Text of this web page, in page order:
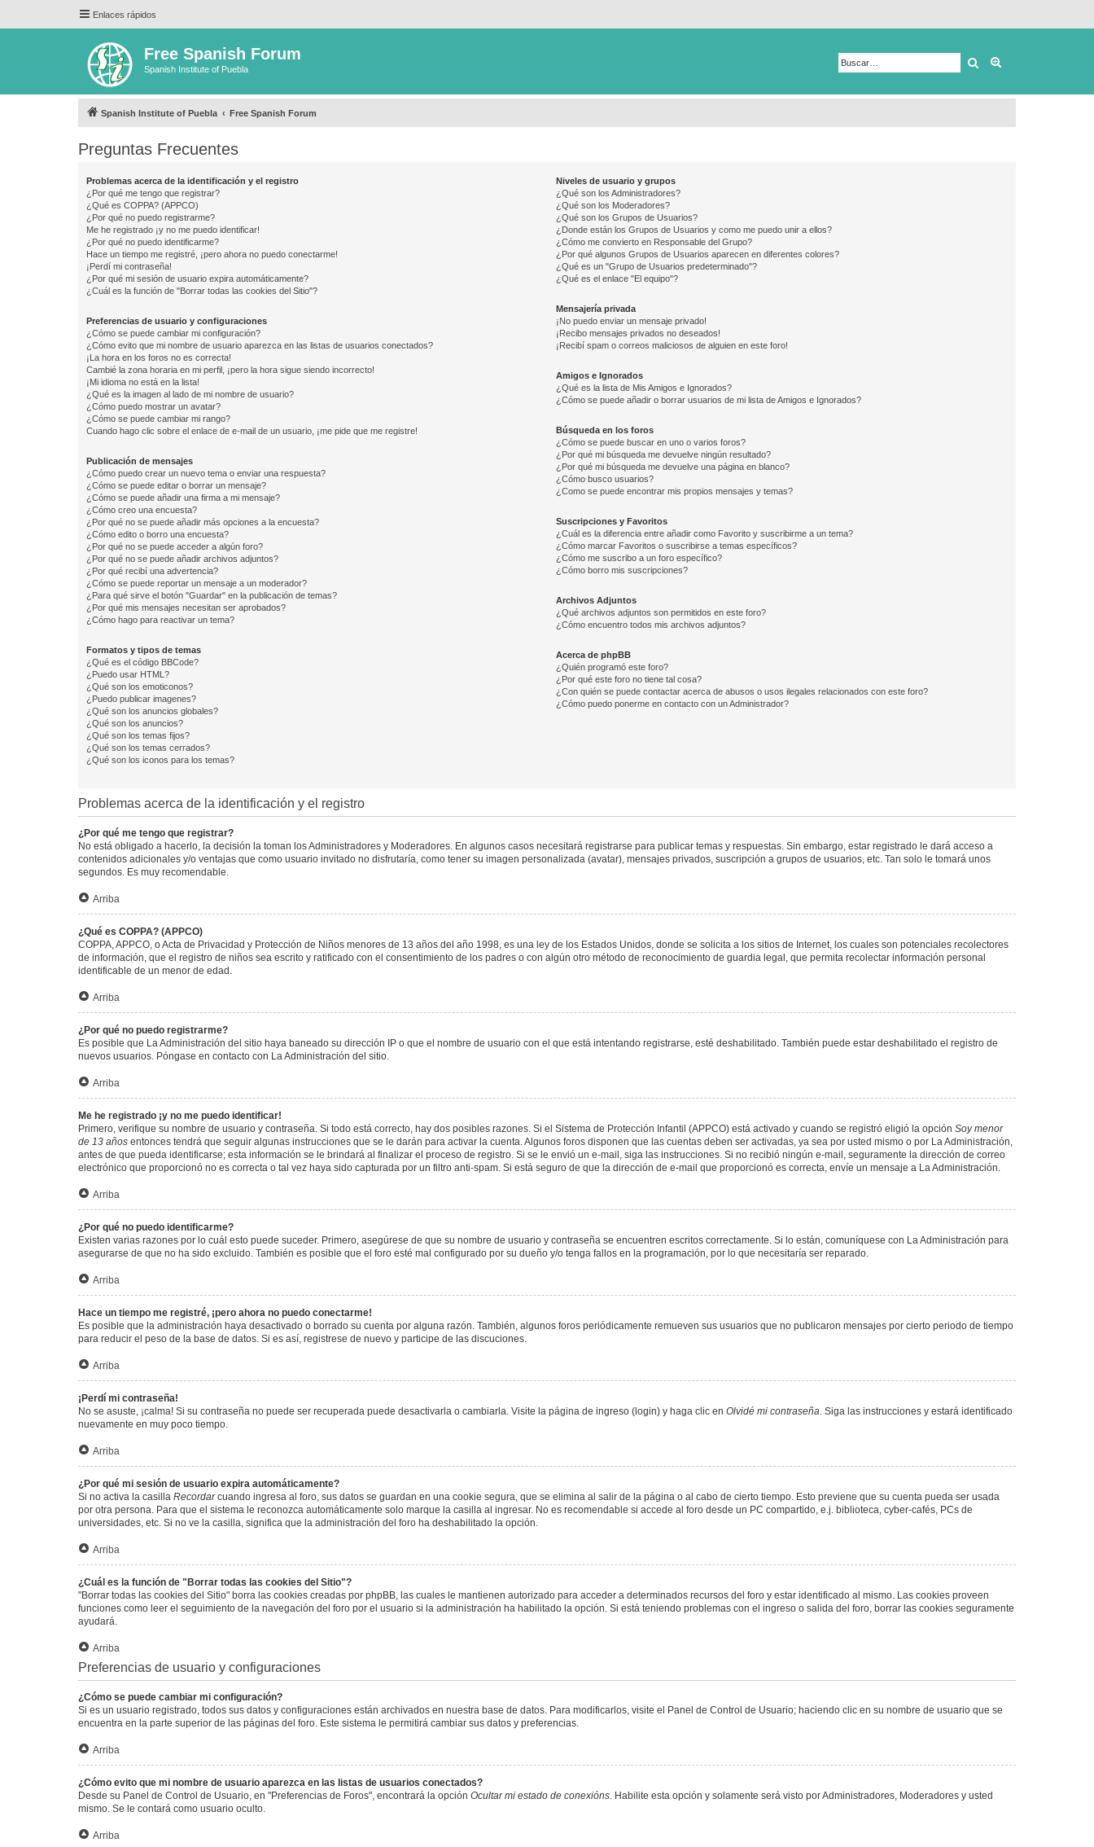
Enlaces rápidos
Free Spanish Forum
Spanish Institute of Puebla Buscar
Spanish Institute of Puebla Free Spanish Forum
Preguntas Frecuentes
Problemas acerca de la identificación y el registro
¿Por qué me tengo que registrar?
¿Qué es COPPA? (APPCO)
¿Por qué no puedo registrarme?
Me he registrado ¡y no me puedo identificar!
¿Por qué no puedo identificarme?
Hace un tiempo me registré, ¡pero ahora no puedo conectarme!
¡Perdí mi contraseña!
¿Por qué mi sesión de usuario expira automáticamente?
¿Cuál es la función de "Borrar todas las cookies del Sitio"?
Preferencias de usuario y configuraciones
¿Cómo se puede cambiar mi configuración?
¿Cómo evito que mi nombre de usuario aparezca en las listas de usuarios conectados?
¡La hora en los foros no es correcta!
Cambié la zona horaria en mi perfil, ¡pero la hora sigue siendo incorrecto!
¡Mi idioma no está en la lista!
¿Qué es la imagen al lado de mi nombre de usuario?
¿Cómo puedo mostrar un avatar?
¿Cómo se puede cambiar mi rango?
Cuando hago clic sobre el enlace de e-mail de un usuario, ¡me pide que me registre!
Publicación de mensajes
¿Cómo puedo crear un nuevo tema o enviar una respuesta?
¿Cómo se puede editar o borrar un mensaje?
¿Cómo se puede añadir una firma a mi mensaje?
¿Cómo creo una encuesta?
¿Por qué no se puede añadir más opciones a la encuesta?
¿Cómo edito o borro una encuesta?
¿Por qué no se puede acceder a algún foro?
¿Por qué no se puede añadir archivos adjuntos?
¿Por qué recibí una advertencia?
¿Cómo se puede reportar un mensaje a un moderador?
¿Para qué sirve el botón "Guardar" en la publicación de temas?
¿Por qué mis mensajes necesitan ser aprobados?
¿Cómo hago para reactivar un tema?
Formatos y tipos de temas
¿Qué es el código BBCode?
¿Puedo usar HTML?
¿Qué son los emoticonos?
¿Puedo publicar imagenes?
¿Qué son los anuncios globales?
¿Qué son los anuncios?
¿Qué son los temas fijos?
¿Qué son los temas cerrados?
¿Qué son los iconos para los temas?
Niveles de usuario y grupos
¿Qué son los Administradores?
¿Qué son los Moderadores?
¿Qué son los Grupos de Usuarios?
¿Donde están los Grupos de Usuarios y como me puedo unir a ellos?
¿Cómo me convierto en Responsable del Grupo?
¿Por qué algunos Grupos de Usuarios aparecen en diferentes colores?
¿Qué es un "Grupo de Usuarios predeterminado"?
¿Qué es el enlace "El equipo"?
Mensajería privada
¡No puedo enviar un mensaje privado!
¡Recibo mensajes privados no deseados!
¡Recibí spam o correos maliciosos de alguien en este foro!
Amigos e Ignorados
¿Qué es la lista de Mis Amigos e Ignorados?
¿Cómo se puede añadir o borrar usuarios de mi lista de Amigos e Ignorados?
Búsqueda en los foros
¿Cómo se puede buscar en uno o varios foros?
¿Por qué mi búsqueda me devuelve ningún resultado?
¿Por qué mi búsqueda me devuelve una página en blanco?
¿Cómo busco usuarios?
¿Como se puede encontrar mis propios mensajes y temas?
Suscripciones y Favoritos
¿Cuál es la diferencia entre añadir como Favorito y suscribirme a un tema?
¿Cómo marcar Favoritos o suscribirse a temas específicos?
¿Cómo me suscribo a un foro específico?
¿Cómo borro mis suscripciones?
Archivos Adjuntos
¿Qué archivos adjuntos son permitidos en este foro?
¿Cómo encuentro todos mis archivos adjuntos?
Acerca de phpBB
¿Quién programó este foro?
¿Por qué este foro no tiene tal cosa?
¿Con quién se puede contactar acerca de abusos o usos ilegales relacionados con este foro?
¿Cómo puedo ponerme en contacto con un Administrador?
Problemas acerca de la identificación y el registro
¿Por qué me tengo que registrar?
No está obligado a hacerlo, la decisión la toman los Administradores y Moderadores. En algunos casos necesitará registrarse para publicar temas y respuestas. Sin embargo, estar registrado le dará acceso a
contenidos adicionales y/o ventajas que como usuario invitado no disfrutaría, como tener su imagen personalizada (avatar), mensajes privados, suscripción a grupos de usuarios, etc. Tan solo le tomará unos
segundos. Es muy recomendable.
Arriba
¿Qué es COPPA? (APPCO)
COPPA, APPCO, o Acta de Privacidad y Protección de Niños menores de 13 años del año 1998, es una ley de los Estados Unidos, donde se solicita a los sitios de Internet, los cuales son potenciales recolectores
de información, que el registro de niños sea escrito y ratificado con el consentimiento de los padres o con algún otro método de reconocimiento de guardia legal, que permita recolectar información personal
identificable de un menor de edad.
Arriba
¿Por qué no puedo registrarme?
Es posible que La Administración del sitio haya baneado su dirección IP o que el nombre de usuario con el que está intentando registrarse, esté deshabilitado. También puede estar deshabilitado el registro de
nuevos usuarios. Póngase en contacto con La Administración del sitio.
Arriba
Me he registrado ¡y no me puedo identificar!
Primero, verifique su nombre de usuario y contraseña. Si todo está correcto, hay dos posibles razones. Si el Sistema de Protección Infantil (APPCO) está activado y cuando se registró eligió la opción Soy menor
de 13 años entonces tendrá que seguir algunas instrucciones que se le darán para activar la cuenta. Algunos foros disponen que las cuentas deben ser activadas, ya sea por usted mismo o por La Administración,
antes de que pueda identificarse; esta información se le brindará al finalizar el proceso de registro. Si se le envió un e-mail, siga las instrucciones. Si no recibió ningún e-mail, seguramente la dirección de correo
electrónico que proporcionó no es correcta o tal vez haya sido capturada por un filtro anti-spam. Si está seguro de que la dirección de e-mail que proporcionó es correcta, envíe un mensaje a La Administración.
Arriba
¿Por qué no puedo identificarme?
Existen varias razones por lo cuál esto puede suceder. Primero, asegúrese de que su nombre de usuario y contraseña se encuentren escritos correctamente. Si lo están, comuníquese con La Administración para
asegurarse de que no ha sido excluido. También es posible que el foro esté mal configurado por su dueño y/o tenga fallos en la programación, por lo que necesitaría ser reparado.
Arriba
Hace un tiempo me registré, ¡pero ahora no puedo conectarme!
Es posible que la administración haya desactivado o borrado su cuenta por alguna razón. También, algunos foros periódicamente remueven sus usuarios que no publicaron mensajes por cierto periodo de tiempo
para reducir el peso de la base de datos. Si es así, registrese de nuevo y participe de las discuciones.
Arriba
¡Perdí mi contraseña!
No se asuste, ¡calma! Si su contraseña no puede ser recuperada puede desactivarla o cambiarla. Visite la página de ingreso (login) y haga clic en Olvidé mi contraseña. Siga las instrucciones y estará identificado
nuevamente en muy poco tiempo.
Arriba
¿Por qué mi sesión de usuario expira automáticamente?
Si no activa la casilla Recordarcuando ingresa al foro, sus datos se guardan en una cookie segura, que se elimina al salir de la página o al cabo de cierto tiempo. Esto previene que su cuenta pueda ser usada
por otra persona. Para que el sistema le reconozca automáticamente solo marque la casilla al ingresar. No es recomendable si accede al foro desde un PC compartido, e.j. biblioteca, cyber-cafés, PCs de
universidades, etc. Si no ve la casilla, significa que la administración del foro ha deshabilitado la opción.
Arriba
¿Cuál es la función de "Borrar todas las cookies del Sitio"?
"Borrar todas las cookies del Sitio" borra las cookies creadas por phpBB, las cuales le mantienen autorizado para acceder a determinados recursos del foro y estar identificado al mismo. Las cookies proveen
funciones como leer el seguimiento de la navegación del foro por el usuario si la administración ha habilitado la opción. Si está teniendo problemas con el ingreso o salida del foro, borrar las cookies seguramente
ayudará.
Arriba
Preferencias de usuario y configuraciones
¿Cómo se puede cambiar mi configuración?
Si es un usuario registrado, todos sus datos y configuraciones están archivados en nuestra base de datos. Para modificarlos, visite el Panel de Control de Usuario; haciendo clic en su nombre de usuario que se
encuentra en la parte superior de las páginas del foro. Este sistema le permitirá cambiar sus datos y preferencias.
Arriba
¿Cómo evito que mi nombre de usuario aparezca en las listas de usuarios conectados?
Desde su Panel de Control de Usuario, en "Preferencias de Foros", encontrará la opción Ocultar mi estado de conexións. Habilite esta opción y solamente será visto por Administradores, Moderadores y usted
mismo. Se le contará como usuario oculto.
Arriba